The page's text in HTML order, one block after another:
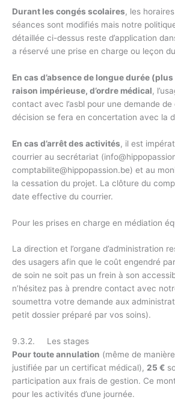
Durant les congés scolaires, les
séances sont modifiés mais notre
détaillée ci-dessus reste d’application
a réservé une prise en charge ou leçon
En cas d’absence de longue durée
raison impérieuse, d’ordre médical,
contact avec l’asbl pour une demande de
décision se fera en concertation avec la
En cas d’arrêt des activités, il est
courrier au secrétariat
comptabilite@hippopassion.be) et au
la cessation du projet. La clôture du
date effective du courrier.
Pour les prises en charge en médiation
La direction et l’organe d’administration
des usagers afin que le coût engendré
de soin ne soit pas un frein à son
n’hésitez pas à prendre contact avec
soumettra votre demande aux
petit dossier préparé par vos soins).
9.3.2. Les stages
Pour toute annulation (même de
justifiée par un certificat médical), 25 €
participation aux frais de gestion. Ce
pour les activités d’une journée.